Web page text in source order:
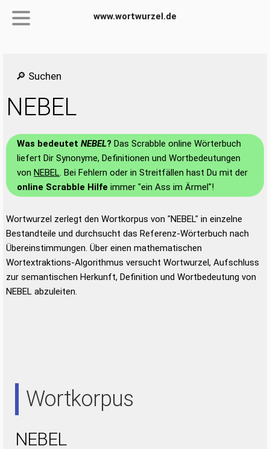
www.wortwurzel.de
🔎 Suchen
NEBEL
Was bedeutet NEBEL? Das Scrabble online Wörterbuch
liefert Dir Synonyme, Definitionen und Wortbedeutungen
von NEBEL. Bei Fehlern oder in Streitfällen hast Du mit der
online Scrabble Hilfe immer "ein Ass im Ärmel"!
Wortwurzel zerlegt den Wortkorpus von "NEBEL" in einzelne
Bestandteile und durchsucht das Referenz-Wörterbuch nach
Übereinstimmungen. Über einen mathematischen
Wortextraktions-Algorithmus versucht Wortwurzel, Aufschluss
zur semantischen Herkunft, Definition und Wortbedeutung von
NEBEL abzuleiten.
Wortkorpus
NEBEL